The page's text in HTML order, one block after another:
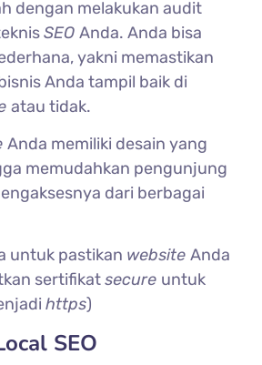
dengan melakukan audit
SEOAnda. Anda bisa
yakni memastikan
Anda tampil baik di
atau tidak.
Anda memiliki desain yang
memudahkan pengunjung
dari berbagai
untuk pastikan websiteAnda
sertifikatsecure untuk
https)
SEO